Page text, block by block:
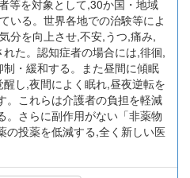
等を対象として,30か国・地域
いる。世界各地での治験等によ
分を向上させ,不安,うつ,痛み,
た。認知症者の場合には,徘徊,
・緩和する。また昼間に傾眠
し,夜間によく眠れ,昼夜逆転を
。これらは介護者の負担を軽減
。さらに副作用がない「非薬物
の投薬を低減する,全く新しい医